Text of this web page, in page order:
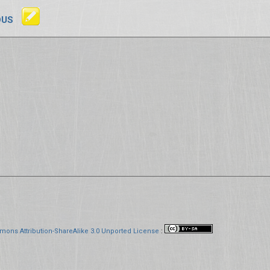
Attribution-ShareAlike 3.0 Unported License :